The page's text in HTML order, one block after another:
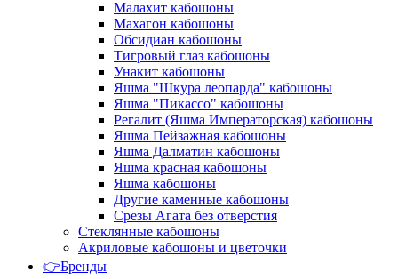
Малахит кабошоны
Махагон кабошоны
Обсидиан кабошоны
Тигровый глаз кабошоны
Унакит кабошоны
Яшма "Шкура леопарда" кабошоны
Яшма "Пикассо" кабошоны
Регалит (Яшма Императорская) кабошоны
Яшма Пейзажная кабошоны
Яшма Далматин кабошоны
Яшма красная кабошоны
Яшма кабошоны
Другие каменные кабошоны
Срезы Агата без отверстия
Стеклянные кабошоны
Акриловые кабошоны и цветочки
👉Бренды